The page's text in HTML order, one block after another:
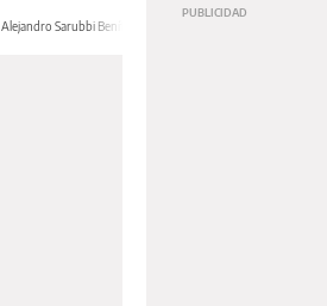
Alejandro Sarubbi Benítez